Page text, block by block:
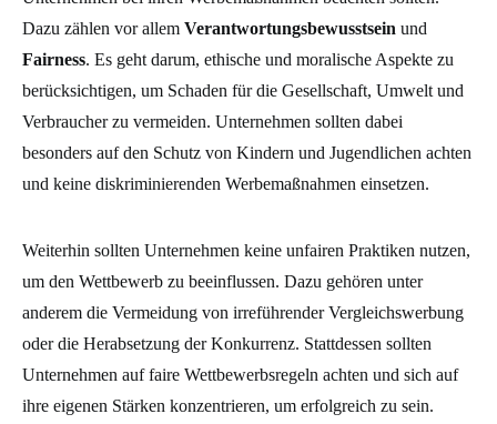
Dazu zählen vor allem Verantwortungsbewusstsein und
Fairness. Es geht darum, ethische und moralische Aspekte zu
berücksichtigen, um Schaden für die Gesellschaft, Umwelt und
Verbraucher zu vermeiden. Unternehmen sollten dabei
besonders auf den Schutz von Kindern und Jugendlichen achten
und keine diskriminierenden Werbemaßnahmen einsetzen.
Weiterhin sollten Unternehmen keine unfairen Praktiken nutzen,
um den Wettbewerb zu beeinflussen. Dazu gehören unter
anderem die Vermeidung von irreführender Vergleichswerbung
oder die Herabsetzung der Konkurrenz. Stattdessen sollten
Unternehmen auf faire Wettbewerbsregeln achten und sich auf
ihre eigenen Stärken konzentrieren, um erfolgreich zu sein.